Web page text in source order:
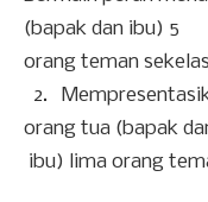
(bapak
orang teman sekelas
2.
orang tua (bapak
ibu) lima orang